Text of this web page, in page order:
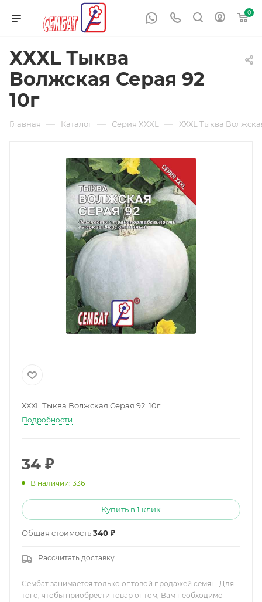
0
ХХХL Тыква
Волжская Серая 92
10г
Главная — Каталог — Серия XXXL — ХХХL Тыква
ХХХL Тыква Волжская Серая 92 10г
Подробности
34 ₽
В наличии: 336
Купить в 1 клик
Общая стоимость340 ₽
Рассчитать доставку
Сембат занимается только оптовой продажей семян. Для
того, чтобы приобрести товар оптом, Вам необходимо